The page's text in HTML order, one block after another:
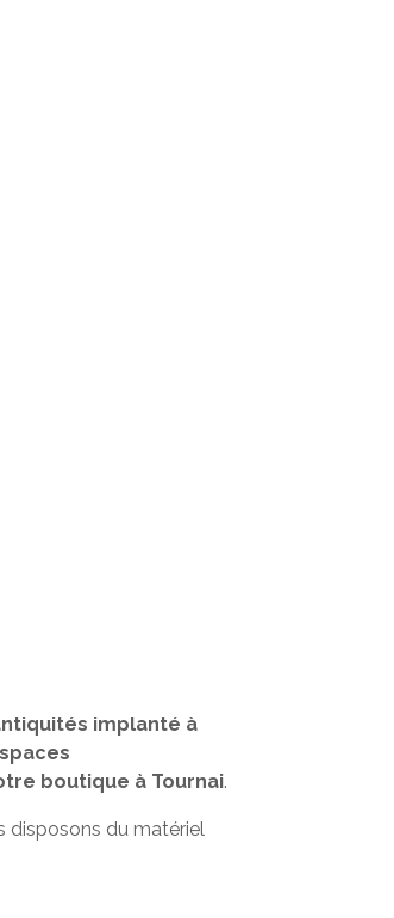
implanté à
boutique à Tournai.
disposons du matériel